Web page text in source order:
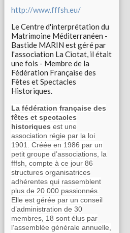
http://www.fffsh.eu/
Le Centre d'interprétation du
Matrimoine Méditerranéen -
Bastide MARIN est géré par
l'association La Ciotat, il était
une fois - Membre de la
Fédération Française des
Fêtes et Spectacles
Historiques.
La fédération française des
fêtes et spectacles
historiques est une
association régie par la loi
1901. Créée en 1986 par un
petit groupe d’associations, la
fffsh, compte à ce jour 86
structures organisatrices
adhérentes qui rassemblent
plus de 20 000 passionnés.
Elle est gérée par un conseil
d’administration de 30
membres, 18 sont élus par
l’assemblée générale annuelle,